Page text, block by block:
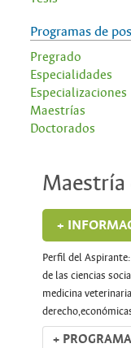
Programas de
Pregrado
Especialidades
Especializaciones
Maestrías
Doctorados
Maestría
+
Perfil del
de las ciencias
medicina
+